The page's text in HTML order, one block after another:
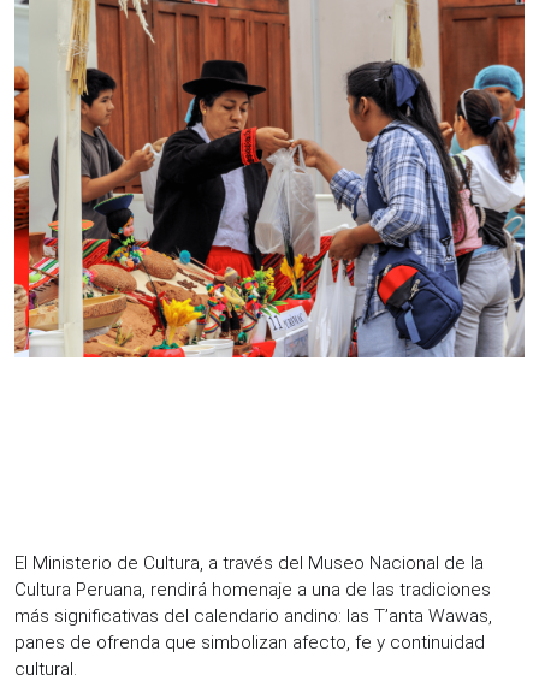
El Ministerio de Cultura, a través del Museo Nacional de la
Cultura Peruana, rendirá homenaje a una de las tradiciones
más significativas del calendario andino: las T’anta Wawas,
panes de ofrenda que simbolizan afecto, fe y continuidad
cultural.